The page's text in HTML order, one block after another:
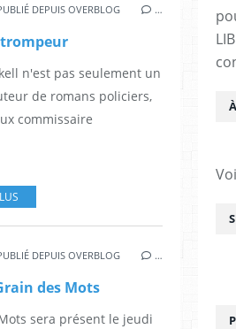
DEPUIS OVERBLOG …
n'est pas seulement un
de romans policiers,
commissaire
DEPUIS OVERBLOG …
des Mots
sera présent le jeudi